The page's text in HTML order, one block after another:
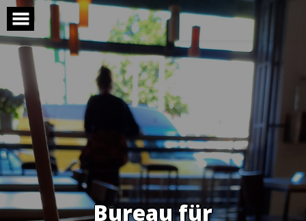
Skip
content
Bureau für